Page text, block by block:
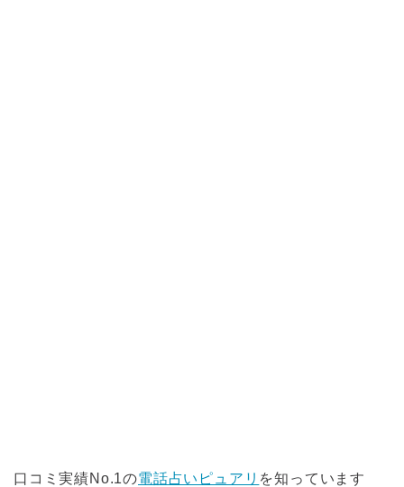
口コミ実績No.1の電話占いピュアリ を知っています